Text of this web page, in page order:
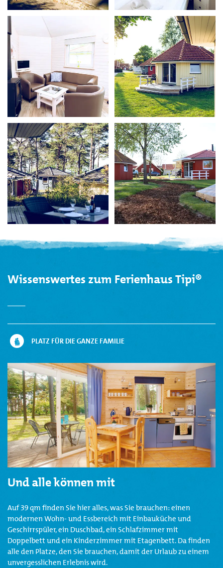
Wissenswertes zum Ferienhaus Tipi®
PLATZ FÜR DIE GANZE FAMILIE
Und alle können mit
Auf 39 qm finden Sie hier alles, was Sie brauchen: einen
modernen Wohn- und Essbereich mit Einbauküche und
Geschirrspüler, ein Duschbad, ein Schlafzimmer mit
Doppelbett und ein Kinderzimmer mit Etagenbett. Da finden
alle den Platze, den Sie brauchen, damit der Urlaub zu einem
unvergesslichen Erlebnis wird.